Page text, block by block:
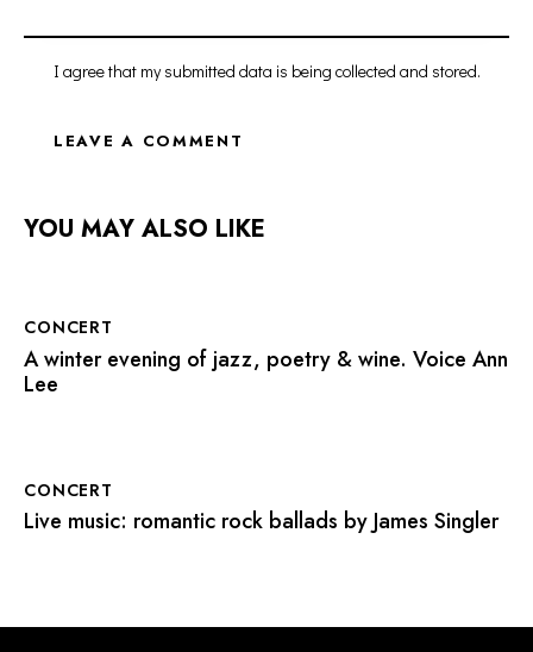
I agree that my submitted data is being collected and stored.
YOU MAY ALSO LIKE
CONCERT
A winter evening of jazz, poetry & wine. Voice Ann
Lee
CONCERT
Live music: romantic rock ballads by James Singler